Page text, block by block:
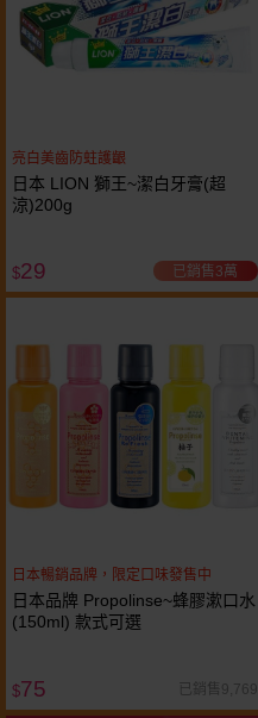
亮白美齒防蛀護齦
日本 LION 獅王~潔白牙膏(超
涼)200g
$29 已銷售3萬
日本暢銷品牌，限定口味發售中
日本品牌 Propolinse~蜂膠漱口水
(150ml) 款式可選
$75 已銷售9,769